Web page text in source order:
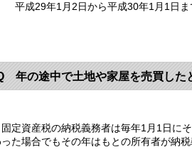
平成29年1月2日から平成30年1月1日ま
年の途中で土地や家屋を売買した
資産税の納税義務者は毎年1月1日に
た場合でもその年はもとの所有者が納税